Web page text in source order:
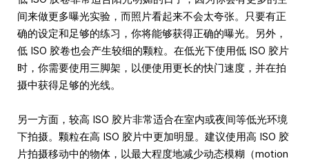
间来做更多曝光实验，而照片看起来不会太夸张。只要有正
确的设定和足够的练习，你将能够获得正确的曝光。另外，
低 ISO 胶卷也会产生较细的颗粒。在低光下使用低 ISO 胶片
时，你需要使用三脚架，以便使用更长的快门速度，并在拍
摄中获得足够的光线。
另一方面，较高 ISO 胶片非常适合在室内或夜间等低光环境
下拍摄。颗粒在高 ISO 胶片中更加明显。建议使用高 ISO 胶
片拍摄移动中的物体，以最大程度地减少动态模糊（motion